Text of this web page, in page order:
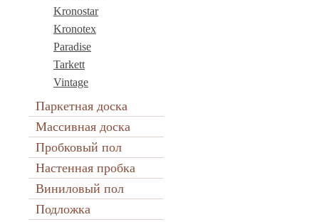
Kronostar
Kronotex
Paradise
Tarkett
Vintage
Паркетная доска
Массивная доска
Пробковый пол
Настенная пробка
Виниловый пол
Подложка